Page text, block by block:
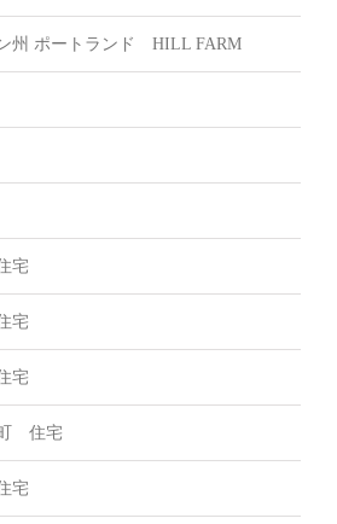
ン州 ポートランド HILL FARM
宅
宅
宅
町 住宅
宅